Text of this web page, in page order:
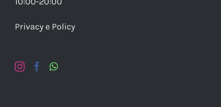
Privacy e Policy